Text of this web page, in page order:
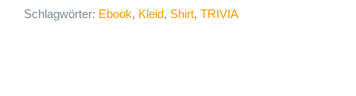
Kleid)
Schlagwörter: Ebook, Kleid, Shirt, TRIVIA